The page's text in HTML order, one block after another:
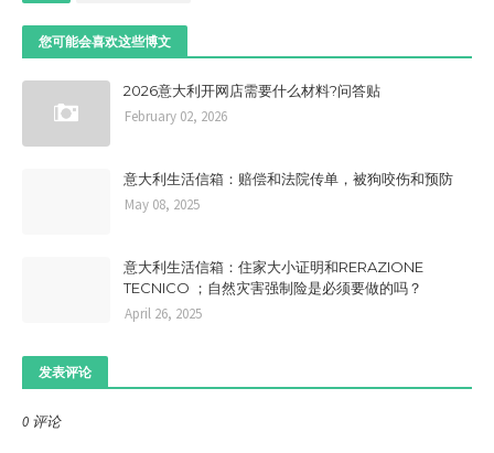
您可能会喜欢这些博文
2026意大利开网店需要什么材料?问答贴
February 02, 2026
意大利生活信箱：赔偿和法院传单，被狗咬伤和预防
May 08, 2025
意大利生活信箱：住家大小证明和RERAZIONE
TECNICO ；自然灾害强制险是必须要做的吗？
April 26, 2025
发表评论
0 评论